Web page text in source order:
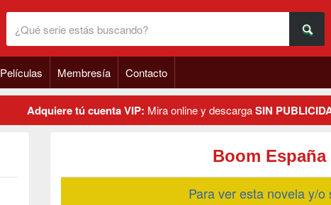
Películas Membresía Contacto
Adquiere tú cuenta VIP: Mira online y descargaSIN
Boom España
Para ver esta novela y/